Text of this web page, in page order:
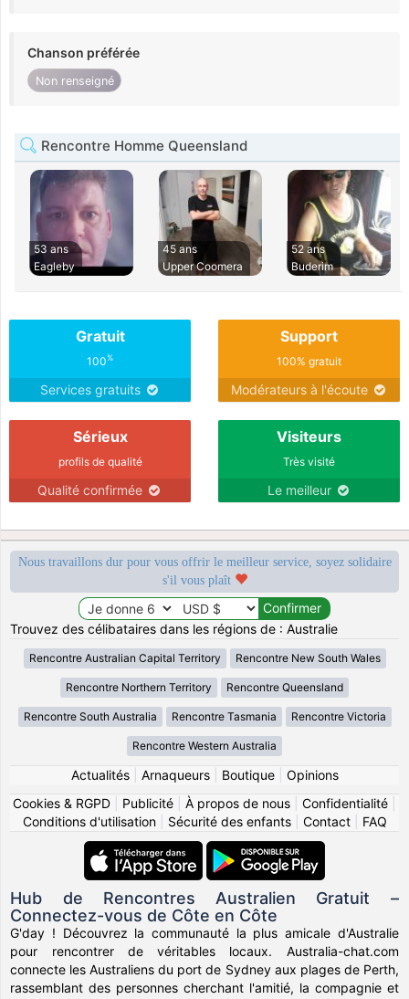
Chanson préférée
Non renseigné
Rencontre Homme Queensland
53 ans
Eagleby
45 ans
Upper Coomera
52 ans
Buderim
Gratuit
100%
Services gratuits
Support
100% gratuit
Modérateurs à l'écoute
Sérieux
profils de qualité
Qualité confirmée
Visiteurs
Très visité
Le meilleur
Nous travaillons dur pour vous offrir le meilleur service, soyez solidaire
s'il vous plaît
Trouvez des célibataires dans les régions de : Australie
Rencontre Australian Capital Territory Rencontre New South Wales
Rencontre Northern Territory Rencontre Queensland
Rencontre South Australia Rencontre Tasmania Rencontre Victoria
Rencontre Western Australia
Actualités| Arnaqueurs| Boutique| Opinions
Cookies & RGPD
Publicité À propos de nous Confidentialité
Conditions d'utilisation| Sécurité des enfants| Contact| FAQ
Hub de Rencontres Australien Gratuit –
Connectez-vous de Côte en Côte
G'day ! Découvrez la communauté la plus amicale d'Australie
pour rencontrer de véritables locaux. Australia-chat.com
connecte les Australiens du port de Sydney aux plages de Perth,
rassemblant des personnes cherchant l'amitié, la compagnie et